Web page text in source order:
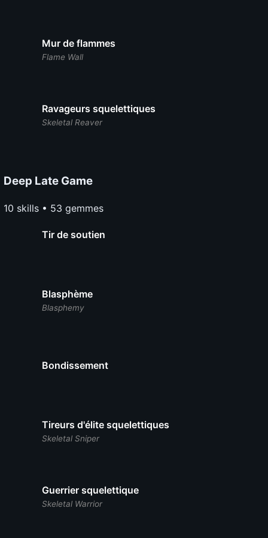
Mur de flammes
Flame Wall
Ravageurs squelettiques
Skeletal Reaver
Deep Late Game
10 skills • 53 gemmes
Tir de soutien
Blasphème
Blasphemy
Bondissement
Tireurs d'élite squelettiques
Skeletal Sniper
Guerrier squelettique
Skeletal Warrior